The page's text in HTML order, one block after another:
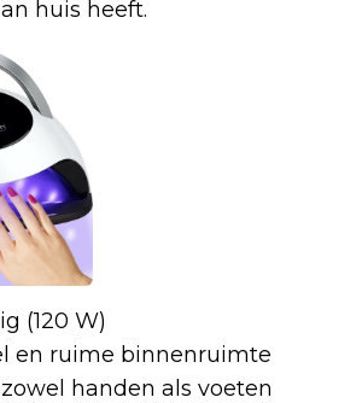
huis heeft.
(120 W)
en ruime binnenruimte
handen als voeten